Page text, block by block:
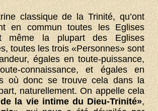
classique de la Trinité, qu’ont
en commun toutes les Eglises
même la plupart des Eglises
toutes les trois «Personnes» sont
égales en toute-puissance,
connaissance, et égales en
où donc se trouve cela dans la
naturellement. On appelle cela
la vie intime du Dieu-Trinité»,